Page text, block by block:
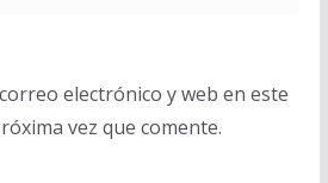
electrónico y web en este
vez que comente.